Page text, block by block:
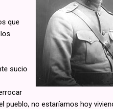
que
sucio
pueblo, no estaríamos hoy